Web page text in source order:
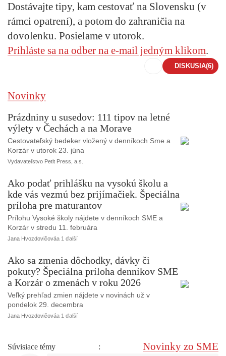
Dostávajte tipy, kam cestovať na Slovensku (v
rámci opatrení), a potom do zahraničia na
dovolenku. Posielame v utorok.
Prihláste sa na odber na e-mail jedným klikom.
DISKUSIA(6)
Novinky
Prázdniny u susedov: 111 tipov na letné
výlety v Čechách a na Morave
Cestovateľský bedeker vložený v denníkoch Sme a
Korzár v utorok 23. júna
Vydavateľstvo Petit Press, a.s.
Ako podať prihlášku na vysokú školu a
kde vás vezmú bez prijímačiek. Špeciálna
príloha pre maturantov
Prílohu Vysoké školy nájdete v denníkoch SME a
Korzár v stredu 11. februára
Jana Hvozdovičováa 1 ďalší
Ako sa zmenia dôchodky, dávky či
pokuty? Špeciálna príloha denníkov SME
a Korzár o zmenách v roku 2026
Veľký prehľad zmien nájdete v novinách už v
pondelok 29. decembra
Jana Hvozdovičováa 1 ďalší
Súvisiace témy : Novinky zo SME